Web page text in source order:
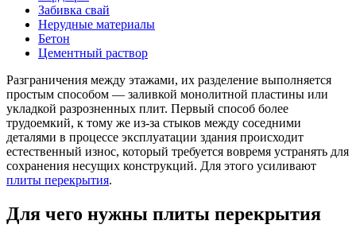
Забивка свай
Нерудные материалы
Бетон
Цементный раствор
Разграничения между этажами, их разделение выполняется
простым способом — заливкой монолитной пластины или
укладкой разрозненных плит. Первый способ более
трудоемкий, к тому же из-за стыков между соседними
деталями в процессе эксплуатации здания происходит
естественный износ, который требуется вовремя устранять для
сохранения несущих конструкций. Для этого усиливают
плиты перекрытия.
Для чего нужны плиты перекрытия